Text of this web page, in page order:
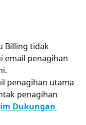
Billing tidak
email penagihan
penagihan utama
penagihan
Dukungan